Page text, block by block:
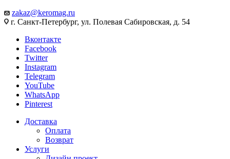
zakaz@keromag.ru
г. Санкт-Петербург, ул. Полевая Сабировская, д. 54
Вконтакте
Facebook
Twitter
Instagram
Telegram
YouTube
WhatsApp
Pinterest
Доставка
Оплата
Возврат
Услуги